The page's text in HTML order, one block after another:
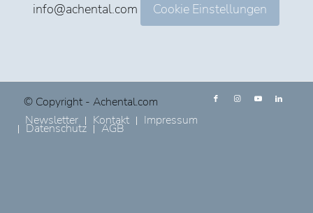
info@achental.com
Cookie Einstellungen
© Copyright - Achental.com
Newsletter
Kontakt Impressum
Datenschutz AGB